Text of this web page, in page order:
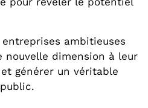
ambitieuses
nouvelle dimension à leur
générer un véritable